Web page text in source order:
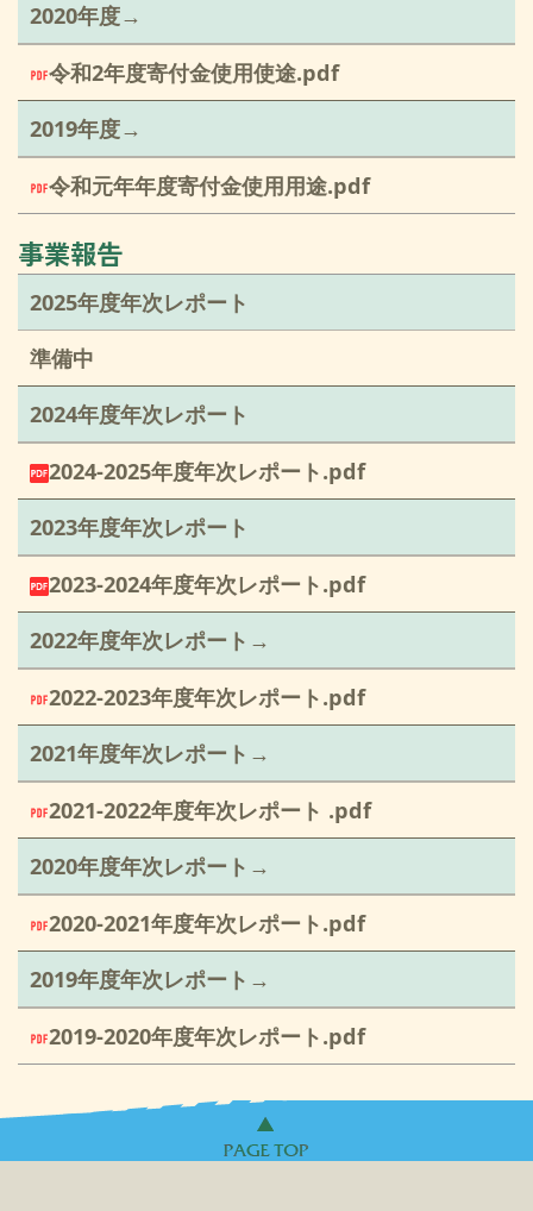
2020年度→
令和2年度寄付金使用使途.pdf
2019年度→
令和元年年度寄付金使用用途.pdf
事業報告
2025年度年次レポート
準備中
2024年度年次レポート
2024-2025年度年次レポート.pdf
2023年度年次レポート
2023-2024年度年次レポート.pdf
2022年度年次レポート→
2022-2023年度年次レポート.pdf
2021年度年次レポート→
2021-2022年度年次レポート .pdf
2020年度年次レポート→
2020-2021年度年次レポート.pdf
2019年度年次レポート→
2019-2020年度年次レポート.pdf